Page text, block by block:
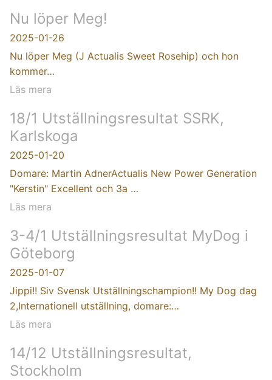
Nu löper Meg!
2025-01-26
Nu löper Meg (J Actualis Sweet Rosehip) och hon
kommer…
Läs mera
18/1 Utställningsresultat SSRK,
Karlskoga
2025-01-20
Domare: Martin AdnerActualis New Power Generation
"Kerstin" Excellent och 3a …
Läs mera
3-4/1 Utställningsresultat MyDog i
Göteborg
2025-01-07
Jippi!! Siv Svensk Utställningschampion!! My Dog dag
2,Internationell utställning, domare:…
Läs mera
14/12 Utställningsresultat,
Stockholm